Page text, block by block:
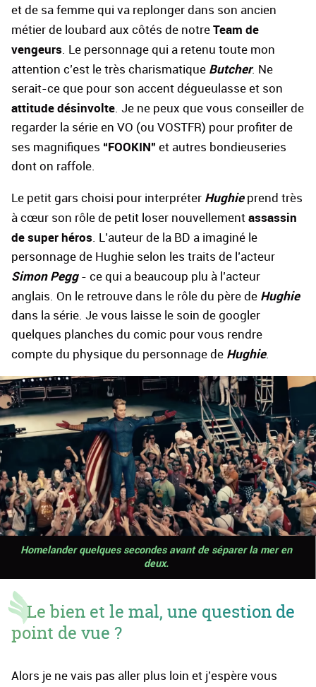
et de sa femme qui va replonger dans son ancien
métier de loubard aux côtés de notre Team de
vengeurs . Le personnage qui a retenu toute mon
attention c’est le très charismatique Butcher. Ne
serait-ce que pour son accent dégueulasse et son
attitude désinvolte . Je ne peux que vous conseiller de
regarder la série en VO (ou VOSTFR) pour profiter de
ses magnifiques “FOOKIN” et autres bondieuseries
dont on raffole.
Le petit gars choisi pour interpréter Hughieprend très
à cœur son rôle de petit loser nouvellement assassin
de super héros . L’auteur de la BD a imaginé le
personnage de Hughie selon les traits de l’acteur
Simon Pegg- ce qui a beaucoup plu à l’acteur
anglais. On le retrouve dans le rôle du père de Hughie
dans la série. Je vous laisse le soin de googler
quelques planches du comic pour vous rendre
compte du physique du personnage de Hughie.
Homelander quelques secondes avant de séparer la mer en
deux.
Le bien et le mal, une question de
point de vue ?
Alors je ne vais pas aller plus loin et j’espère vous